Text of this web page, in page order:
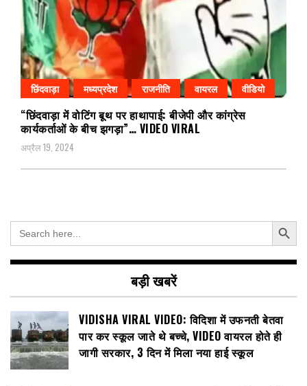
छिंदवाड़ा मध्यप्रदेश राजनीति वायरल वीडियो
“छिंदवाड़ा में वोटिंग बूथ पर हाथापाई: बीजेपी और कांग्रेस
कार्यकर्ताओं के बीच झगड़ा”… VIDEO VIRAL
अप्रैल 19, 2024
Search
for:
Search Button
बड़ी खबरें
VIDISHA VIRAL VIDEO: विदिशा में उफनती बेतवा
पार कर स्कूल जाते थे बच्चे, VIDEO वायरल होते ही
जागी सरकार, 3 दिन में मिला नया हाई स्कूल